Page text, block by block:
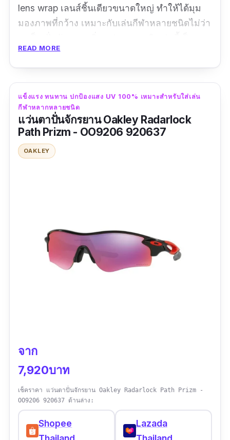
lens wrap เลนส์ชิ้นเดียวขนาดใหญ่ ทำให้ได้มุม
มองภาพที่กว้าง เหมาะกับเล่นกีฬาหลายชนิดไม่ว่า
แว่นตาปั่นจักรยานที่ได้รับความนิยมอย่างมาก
เพราะสามารถใส่ในชีวิตประจำวันปกติได้ บวกกับ
ราคาที่ไม่แพงเกินไป ถูกใจนักปั่นแน่นอนค่ะ
รีวิวจากผู้ใช้จริง:
"แพ็คเก็จสินค้าสวยสมกับแบรนด์ Oakley คร่าแพ็ค
สินค้ามาอย่างดี แว่นทรงสวยสีดำเลนส์ปรอทเทา
READ MORE
แข็งแรง ทนทาน ปกป้องแสง UV 100% เหมาะสำหรับใส่เล่น
กีฬาหลากหลายชนิด
แว่นตาปั่นจักรยาน Oakley Radarlock
Path Prizm - OO9206 920637
OAKLEY
จาก
7,920บาท
เช็คราคา แว่นตาปั่นจักรยาน Oakley Radarlock Path Prizm -
OO9206 920637 ด้านล่าง:
Shopee
Lazada